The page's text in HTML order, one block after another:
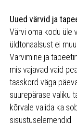
Uued värvid ja
Värvi oma kodu üle
üldtonaalsust ei
Värvimine ja
mis vajavad vaid
taaskord väga
suurepärase valiku
kõrvale valida ka
sisustuselemendid.